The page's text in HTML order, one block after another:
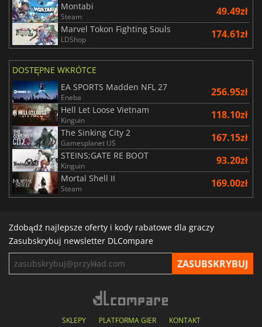
Montabi
Steam 49.49zł
Marvel Tokon Fighting Souls
LDShop 174.61zł
DOSTĘPNE WKRÓTCE
EA SPORTS Madden NFL 27
Eneba 256.95zł
Hell Let Loose Vietnam
Kinguin 118.10zł
The Sinking City 2
Gamesplanet US 167.15zł
STEINS;GATE RE BOOT
Kinguin 93.20zł
Mortal Shell II
Steam 169.00zł
Zdobądź najlepsze oferty i kody rabatowe dla graczy
Zasubskrybuj newsletter DLCompare
SKLEPY PLATFORMA GIER KONTAKT